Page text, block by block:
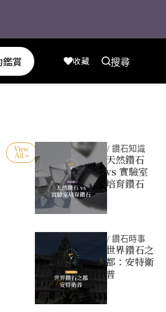
鑑賞 收藏 搜尋
View
All »
/ 鑽石知識
天然鑽石
vs 實驗室
培育鑽石
/ 鑽石時事
世界鑽石之
都：安特衛
普